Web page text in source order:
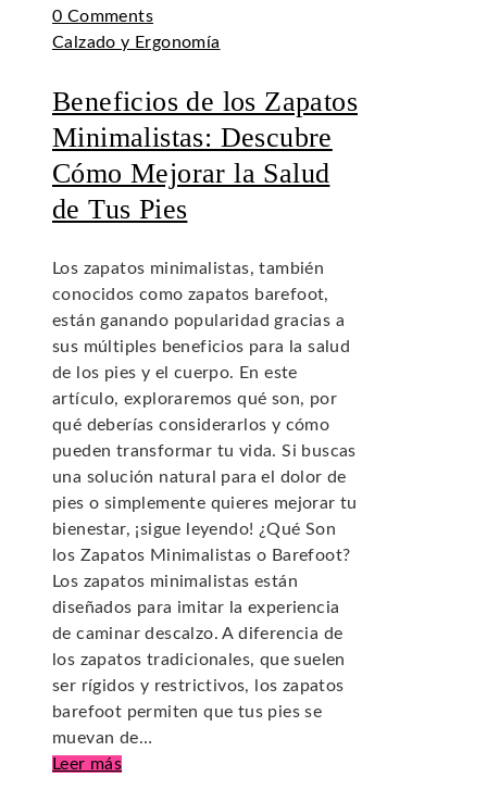
0 Comments
Calzado y Ergonomía
Beneficios de los Zapatos
Minimalistas: Descubre
Cómo Mejorar la Salud
de Tus Pies
Los zapatos minimalistas, también
conocidos como zapatos barefoot,
están ganando popularidad gracias a
sus múltiples beneficios para la salud
de los pies y el cuerpo. En este
artículo, exploraremos qué son, por
qué deberías considerarlos y cómo
pueden transformar tu vida. Si buscas
una solución natural para el dolor de
pies o simplemente quieres mejorar tu
bienestar, ¡sigue leyendo! ¿Qué Son
los Zapatos Minimalistas o Barefoot?
Los zapatos minimalistas están
diseñados para imitar la experiencia
de caminar descalzo. A diferencia de
los zapatos tradicionales, que suelen
ser rígidos y restrictivos, los zapatos
barefoot permiten que tus pies se
muevan de…
Leer más